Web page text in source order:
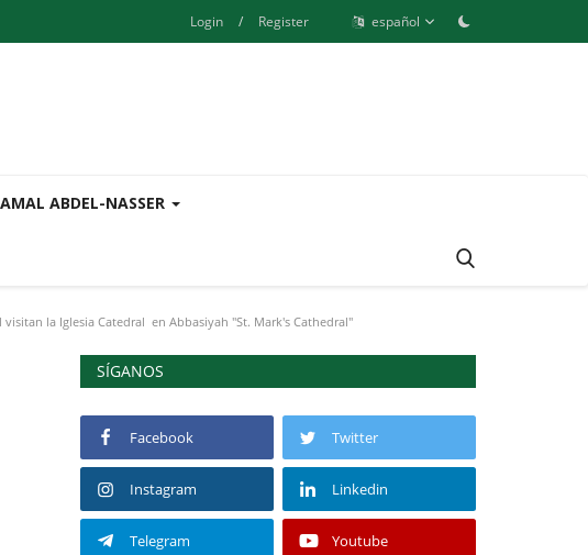
Login / Register español
ABDEL-NASSER
la Iglesia Catedral en Abbasiyah "St. Mark's Cathedral"
SÍGANOS
Facebook Twitter
Instagram Linkedin
Telegram Youtube